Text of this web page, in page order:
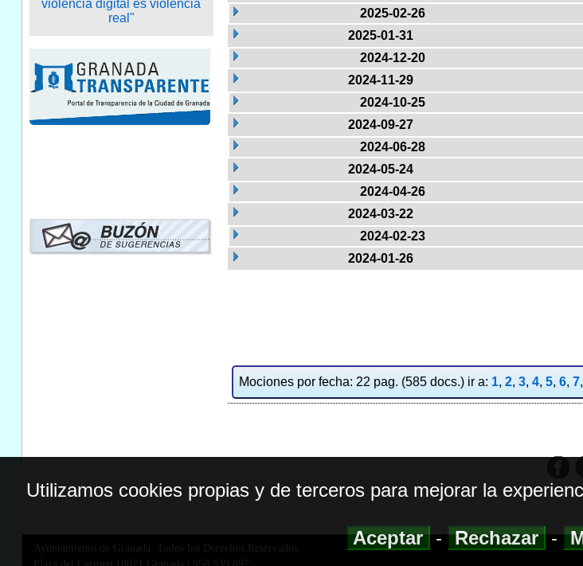
2025-02-26
2025-01-31
2024-12-20
2024-11-29
2024-10-25
2024-09-27
2024-06-28
2024-05-24
2024-04-26
2024-03-22
2024-02-23
2024-01-26
Mociones por fecha: 22 pag. (585 docs.) ir a: 1, 2, 3, 4, 5, 6, 7,
Ayuntamiento de Granada. Todos los Derechos Reservados.
Utilizamos cookies propias y de terceros para mejorar la
Aceptar-Rechazar-